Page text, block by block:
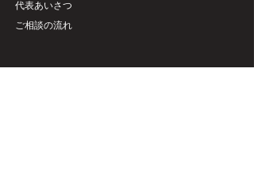
代表あいさつ
ご相談の流れ